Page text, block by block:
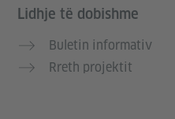
Lidhje të dobishme
Buletin informativ
Rreth projektit